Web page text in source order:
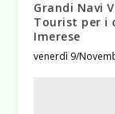
Grandi Navi
Tourist per i
Imerese
venerdì 9/